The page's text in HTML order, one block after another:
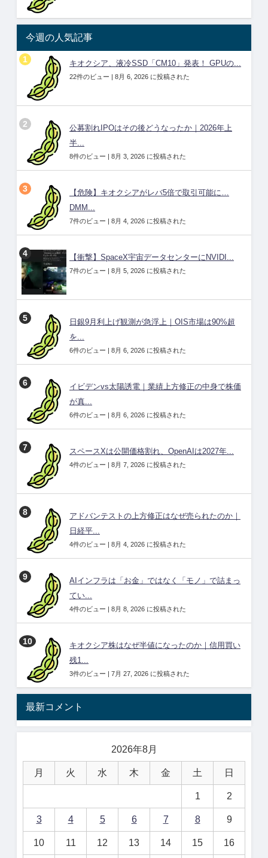
今週の人気記事
キオクシア、液冷SSD「CM10」発表！ GPUの...
22件のビュー | 8月 6, 2026 に投稿された
公募割れIPOはその後どうなったか｜2026年上
半...
8件のビュー | 8月 3, 2026 に投稿された
【危険】キオクシアがレバ5倍で取引可能に…
DMM...
7件のビュー | 8月 4, 2026 に投稿された
【衝撃】SpaceX宇宙データセンターにNVIDI...
7件のビュー | 8月 5, 2026 に投稿された
日銀9月利上げ観測が急浮上｜OIS市場は90%超
を...
6件のビュー | 8月 6, 2026 に投稿された
イビデンvs太陽誘電｜業績上方修正の中身で株価
が真...
6件のビュー | 8月 6, 2026 に投稿された
スペースXは公開価格割れ、OpenAIは2027年...
4件のビュー | 8月 7, 2026 に投稿された
アドバンテストの上方修正はなぜ売られたのか｜
日経平...
4件のビュー | 8月 4, 2026 に投稿された
AIインフラは「お金」ではなく「モノ」で詰まっ
てい...
4件のビュー | 8月 8, 2026 に投稿された
キオクシア株はなぜ半値になったのか｜信用買い
残1...
3件のビュー | 7月 27, 2026 に投稿された
最新コメント
2026年8月
月 火 水 木 金 土 日
1 2
3 4 5 6 7 8 9
10 11 12 13 14 15 16